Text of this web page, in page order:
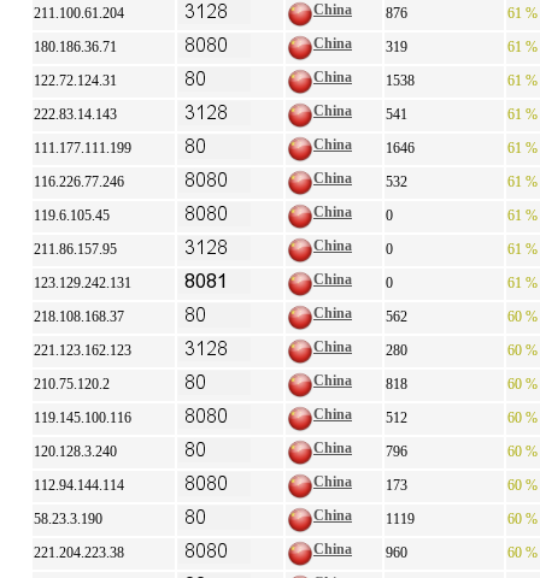
211.100.61.204 China 876
61 %
180.186.36.71
China 319
61 %
122.72.124.31
China 1538
61 %
222.83.14.143
China 541
61 %
111.177.111.199
China 1646
61 %
116.226.77.246
China 532
61 %
119.6.105.45
China 0
61 %
211.86.157.95
China 0
61 %
123.129.242.131
China 0
61 %
218.108.168.37
China 562
60 %
221.123.162.123
China 280
60 %
210.75.120.2
China 818
60 %
119.145.100.116
China 512
60 %
120.128.3.240
China 796
60 %
112.94.144.114
China 173
60 %
58.23.3.190
China 1119
60 %
221.204.223.38
China 960
60 %